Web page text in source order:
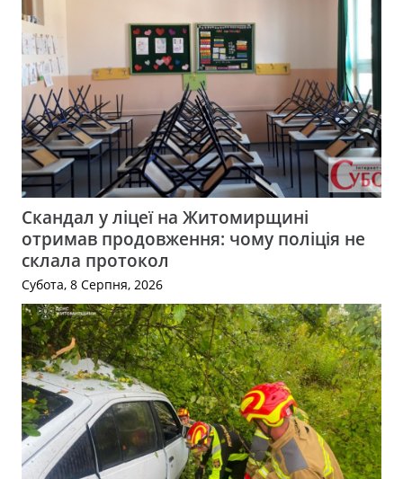
Скандал у ліцеї на Житомирщині
отримав продовження: чому поліція не
склала протокол
Субота, 8 Серпня, 2026